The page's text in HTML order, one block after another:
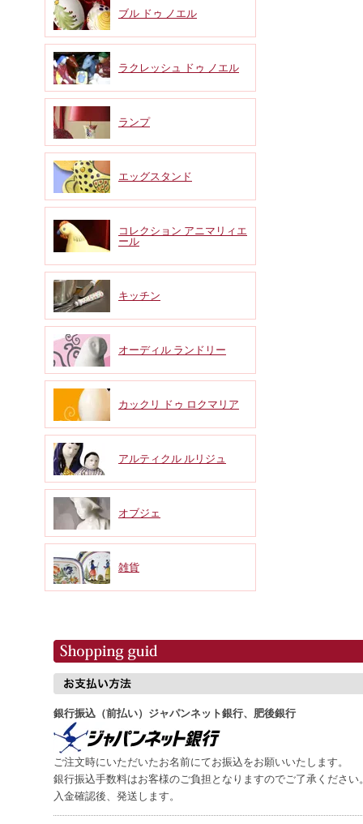
ブル ドゥ ノエル
ラクレッシュ ドゥ ノエル
ランプ
エッグスタンド
コレクション アニマリィエ
ール
キッチン
オーディル ランドリー
カックリ ドゥ ロクマリア
アルティクル ルリジュ
オブジェ
雑貨
銀行振込（前払い）ジャパンネット銀行、肥後銀行
ご注文時にいただいたお名前にてお振込をお願いいたします。
銀行振込手数料はお客様のご負担となりますのでご了承ください
入金確認後、発送します。